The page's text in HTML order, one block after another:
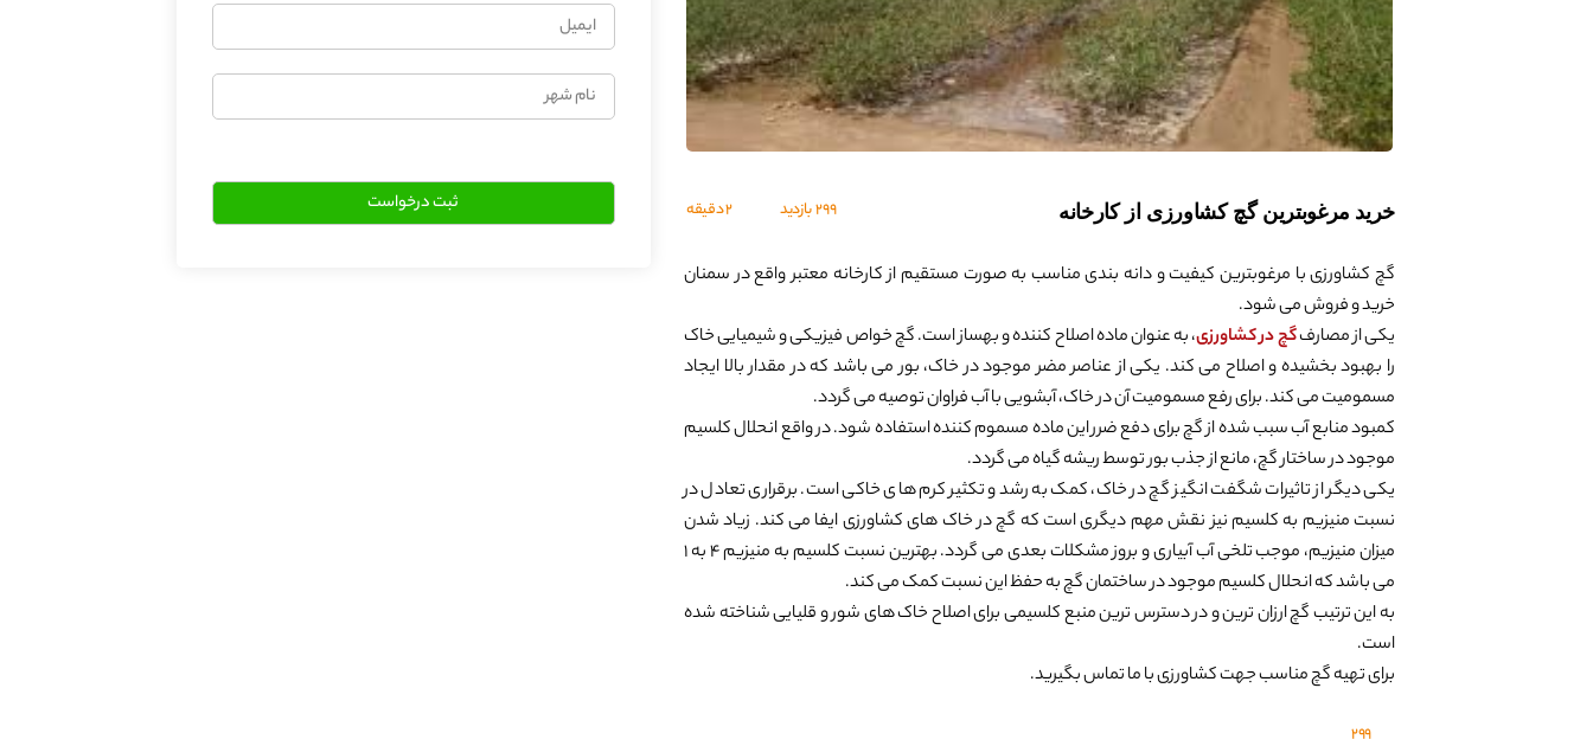
خرید مرغوبترین گچ کشاورزی از کارخانه 299بازدید 2 دقیقه
گچ کشاورزی با مرغوبترین کیفیت و دانه بندی مناسب به صورت مستقیم از کارخانه معتبر واقع در سمنان
خرید و فروش می شود.
یکی از مصارفگچ در کشاورزی، به عنوان ماده اصلاح کننده و بهساز است. گچ خواص فیزیکی و شیمیایی خاک
را بهبود بخشیده و اصلاح می کند. یکی از عناصر مضر موجود در خاک، بور می باشد که در مقدار بالا ایجاد
مسمومیت می کند. برای رفع مسمومیت آن در خاک، آبشویی با آب فراوان توصیه می گردد.
کمبود منابع آب سبب شده از گچ برای دفع ضرر این ماده مسموم کننده استفاده شود. در واقع انحلال کلسیم
موجود در ساختار گچ، مانع از جذب بور توسط ریشه گیاه می گردد.
یکی دیگر از تاثیرات شگفت انگیز گچ در خاک، کمک به رشد و تکثیر کرم های خاکی است. برقراری تعادل در
نسبت منیزیم به کلسیم نیز نقش مهم دیگری است که گچ در خاک های کشاورزی ایفا می کند. زیاد شدن
میزان منیزیم، موجب تلخی آب آبیاری و بروز مشکلات بعدی می گردد. بهترین نسبت کلسیم به منیزیم 4 به 1
می باشد که انحلال کلسیم موجود در ساختمان گچ به حفظ این نسبت کمک می کند.
به این ترتیب گچ ارزان ترین و در دسترس ترین منبع کلسیمی برای اصلاح خاک های شور و قلیایی شناخته شده
است.
برای تهیه گچ مناسب جهت کشاورزی با ما تماس بگیرید.
299
ایمیل
نام
شهر